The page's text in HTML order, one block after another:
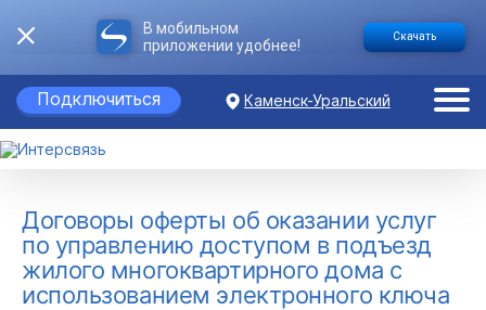
В мобильном
приложении удобнее!
Скачать
Подключиться Каменск-Уральский
Договоры оферты об оказании услуг
по управлению доступом в подъезд
жилого многоквартирного дома с
использованием электронного ключа